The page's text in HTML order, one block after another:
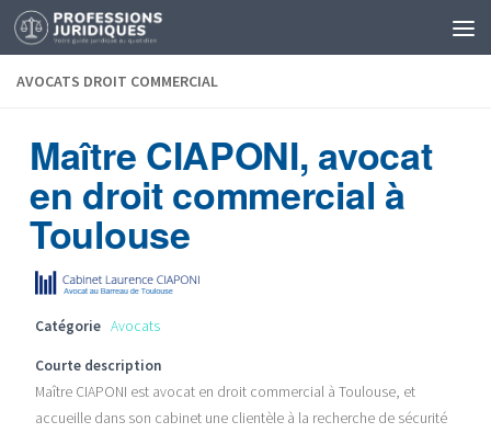
AVOCATS DROIT COMMERCIAL
Maître CIAPONI, avocat
en droit commercial à
Toulouse
Catégorie Avocats
Courte description
Maître CIAPONI est avocat en droit commercial à Toulouse, et
accueille dans son cabinet une clientèle à la recherche de sécurité